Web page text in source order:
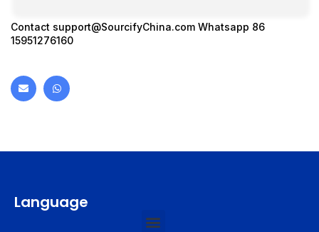
Contact support@SourcifyChina.com Whatsapp 86
15951276160
Language